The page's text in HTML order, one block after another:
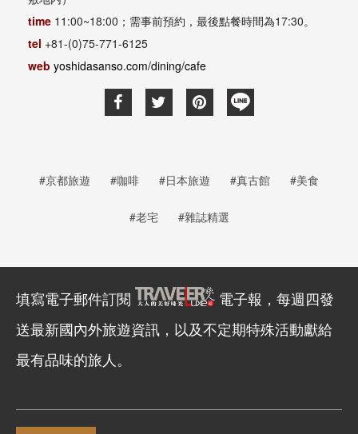
time 11:00~18:00；需事前預約，最後點餐時間為17:30。
tel +81-(0)75-771-6125
web yoshidasanso.com/dining/cafe
#京都旅遊 #咖啡 #日本旅遊 #真古館 #美食
#老宅 #雜誌精選
填寫電子郵件訂閱
電子報，每週四發
送最新國內外旅遊資訊，以及不定期特殊活動獻給
最有品味的旅人。